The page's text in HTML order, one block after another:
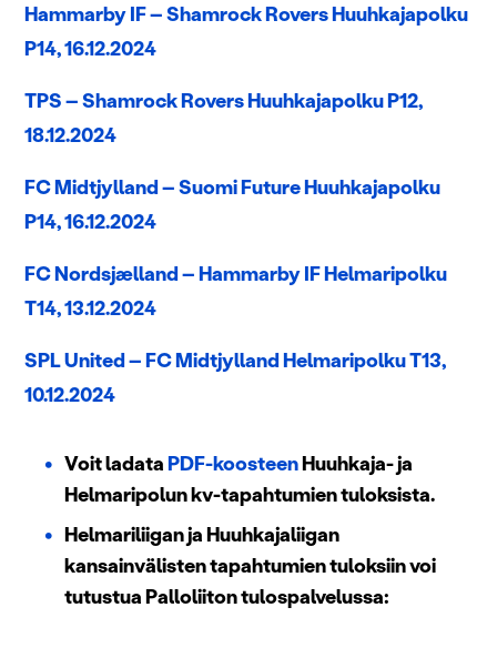
Hammarby IF – Shamrock Rovers Huuhkajapolku
P14, 16.12.2024
TPS – Shamrock Rovers Huuhkajapolku P12,
18.12.2024
FC Midtjylland – Suomi Future Huuhkajapolku
P14, 16.12.2024
FC Nordsjælland – Hammarby IF Helmaripolku
T14, 13.12.2024
SPL United – FC Midtjylland Helmaripolku T13,
10.12.2024
Voit ladataPDF-koosteenHuuhkaja- ja
Helmaripolun kv-tapahtumien tuloksista.
Helmariliigan ja Huuhkajaliigan
kansainvälisten tapahtumien tuloksiin voi
tutustua Palloliiton tulospalvelussa: